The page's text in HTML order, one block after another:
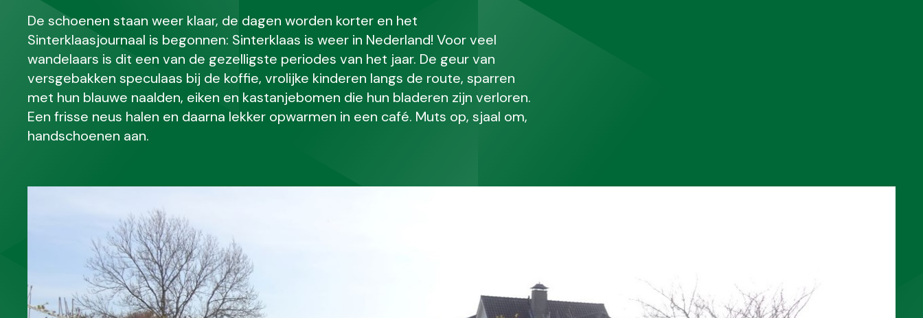
De schoenen staan weer klaar, de dagen worden korter en het
Sinterklaasjournaal is begonnen: Sinterklaas is weer in Nederland! Voor veel
wandelaars is dit een van de gezelligste periodes van het jaar. De geur van
versgebakken speculaas bij de koffie, vrolijke kinderen langs de route, sparren
met hun blauwe naalden, eiken en kastanjebomen die hun bladeren zijn verloren.
Een frisse neus halen en daarna lekker opwarmen in een café. Muts op, sjaal om,
handschoenen aan.